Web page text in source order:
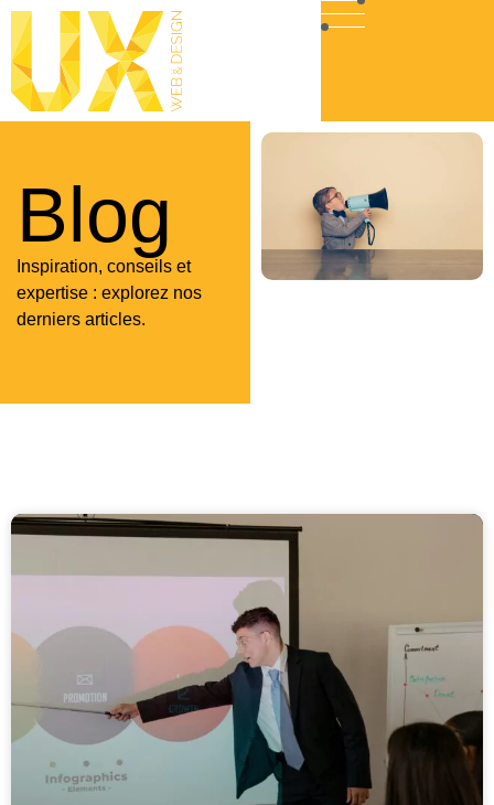
Blog
Inspiration, conseils et
expertise : explorez nos
derniers articles.